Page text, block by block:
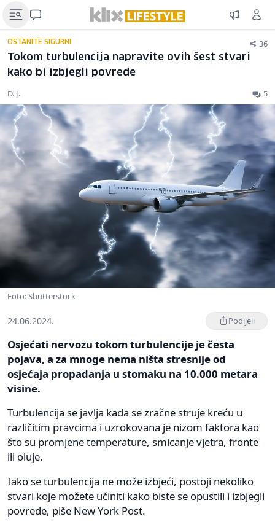
OSTANITE SIGURNI 36
Tokom turbulencija napravite ovih šest stvari
kako bi izbjegli povrede
D. J. 5
Foto: Shutterstock
24.06.2024. Podijeli
Osjećati nervozu tokom turbulencije je česta
pojava, a za mnoge nema ništa stresnije od
osjećaja propadanja u stomaku na 10.000 metara
visine.
Turbulencija se javlja kada se zračne struje kreću u
različitim pravcima i uzrokovana je nizom faktora kao
što su promjene temperature, smicanje vjetra, fronte
ili oluje.
Iako se turbulencija ne može izbjeći, postoji nekoliko
stvari koje možete učiniti kako biste se opustili i izbjegli
povrede, piše New York Post.